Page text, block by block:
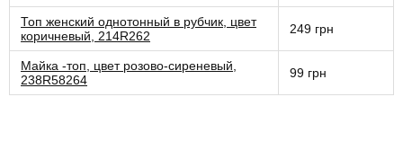
Топ женский однотонный в рубчик, цвет
коричневый, 214R262
249 грн
Майка -топ, цвет розово-сиреневый,
238R58264
99 грн